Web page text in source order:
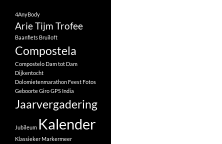
4AnyBody
Arie Tijm Trofee
Baanfiets Bruiloft
Compostela
Compostelo Dam tot Dam
Dijkentocht
Dolomietenmarathon Feest Fotos
GeboorteGiroGPS India
Jaarvergadering
Jubileum Kalender
Klassieker Markermeer